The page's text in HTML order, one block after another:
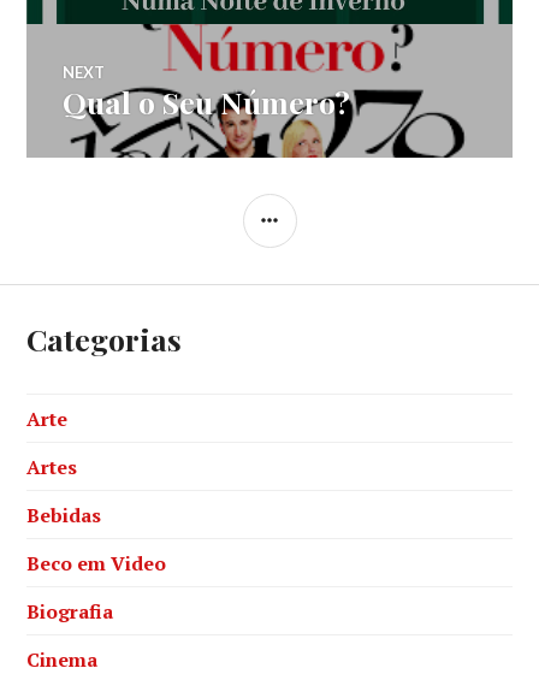
Post
NEXT
Next
post:
Qual o Seu Número?
SIDEBAR
Categorias
Arte
Artes
Bebidas
Beco em Video
Biografia
Cinema